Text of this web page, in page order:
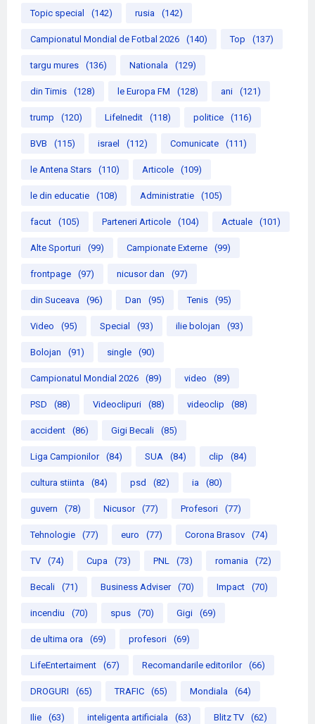
Topic special (142) rusia (142)
Campionatul Mondial de Fotbal 2026 (140) Top (137)
targu mures (136) Nationala (129)
din Timis (128) le Europa FM (128) ani (121)
trump (120) LifeInedit (118) politice (116)
BVB (115) israel (112) Comunicate (111)
le Antena Stars (110) Articole (109)
le din educatie (108) Administratie (105)
facut (105) Parteneri Articole (104) Actuale (101)
Alte Sporturi (99) Campionate Externe (99)
frontpage (97) nicusor dan (97)
din Suceava (96) Dan (95) Tenis (95)
Video (95) Special (93) ilie bolojan (93)
Bolojan (91) single (90)
Campionatul Mondial 2026 (89) video (89)
PSD (88) Videoclipuri (88) videoclip (88)
accident (86) Gigi Becali (85)
Liga Campionilor (84) SUA (84) clip (84)
cultura stiinta (84) psd (82) ia (80)
guvern (78) Nicusor (77) Profesori (77)
Tehnologie (77) euro (77) Corona Brasov (74)
TV (74) Cupa (73) PNL (73) romania (72)
Becali (71) Business Adviser (70) Impact (70)
incendiu (70) spus (70) Gigi (69)
de ultima ora (69) profesori (69)
LifeEntertaiment (67) Recomandarile editorilor (66)
DROGURI (65) TRAFIC (65) Mondiala (64)
Ilie (63) inteligenta artificiala (63) Blitz TV (62)